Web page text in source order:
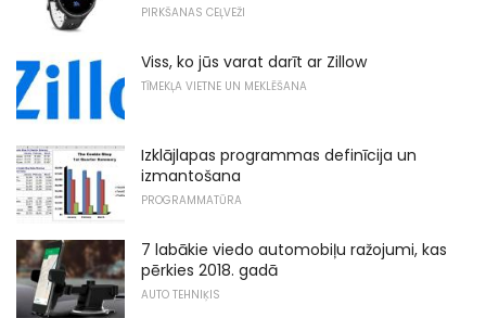
PIRKŠANAS CEĻVEŽI
Viss, ko jūs varat darīt ar Zillow
TĪMEKĻA VIETNE UN MEKLĒŠANA
Izklājlapas programmas definīcija un
izmantošana
PROGRAMMATŪRA
7 labākie viedo automobiļu ražojumi, kas
pērkies 2018. gadā
AUTO TEHNIĶIS